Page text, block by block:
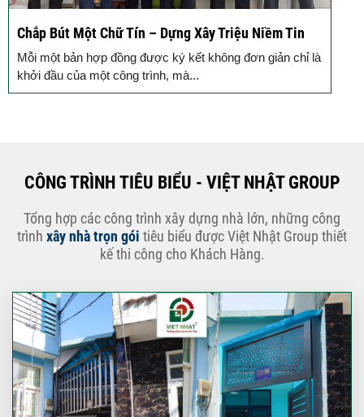
Chắp Bút Một Chữ Tín – Dựng Xây Triệu Niềm Tin
Mỗi một bản hợp đồng được ký kết không đơn giản chỉ là
khởi đầu của một công trình, mà...
CÔNG TRÌNH TIÊU BIỂU - VIỆT NHẬT GROUP
Tổng hợp các công trình xây dựng nhà lớn, những công
trình xây nhà trọn gói tiêu biểu được Việt Nhật Group thiết
kế thi công cho Khách Hàng.